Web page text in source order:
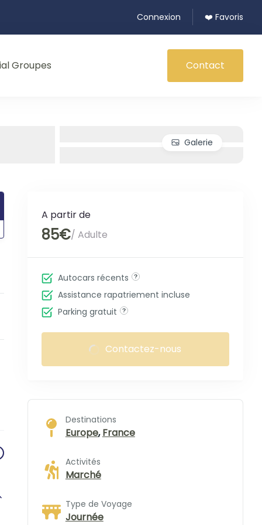
Connexion ❤️ Favoris
Groupes Contact
Galerie
A partir de
85€/ Adulte
Autocars récents
Assistance rapatriement incluse
Parking gratuit
Contactez-nous
Destinations
Europe,France
Activités
Marché
Type de Voyage
Journée